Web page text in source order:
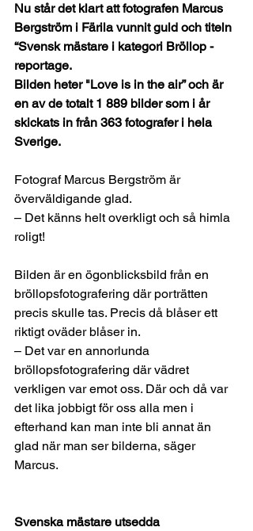
Nu står det klart att fotografen Marcus
Bergström i Färila vunnit guld och titeln
“Svensk mästare i kategori Bröllop -
reportage.
Bilden heter "Love is in the air” och är
en av de totalt 1 889 bilder som i år
skickats in från 363 fotografer i hela
Sverige.
Fotograf Marcus Bergström är
överväldigande glad.
– Det känns helt overkligt och så himla
roligt!
Bilden är en ögonblicksbild från en
bröllopsfotografering där porträtten
precis skulle tas. Precis då blåser ett
riktigt oväder blåser in.
– Det var en annorlunda
bröllopsfotografering där vädret
verkligen var emot oss. Där och då var
det lika jobbigt för oss alla men i
efterhand kan man inte bli annat än
glad när man ser bilderna, säger
Marcus.
Svenska mästare utsedda